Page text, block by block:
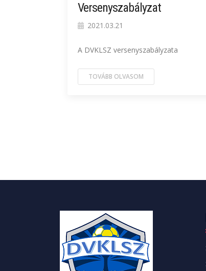
Versenyszabályzat
2021.03.21
A DVKLSZ versenyszabályzata
TOVÁBB OLVASOM